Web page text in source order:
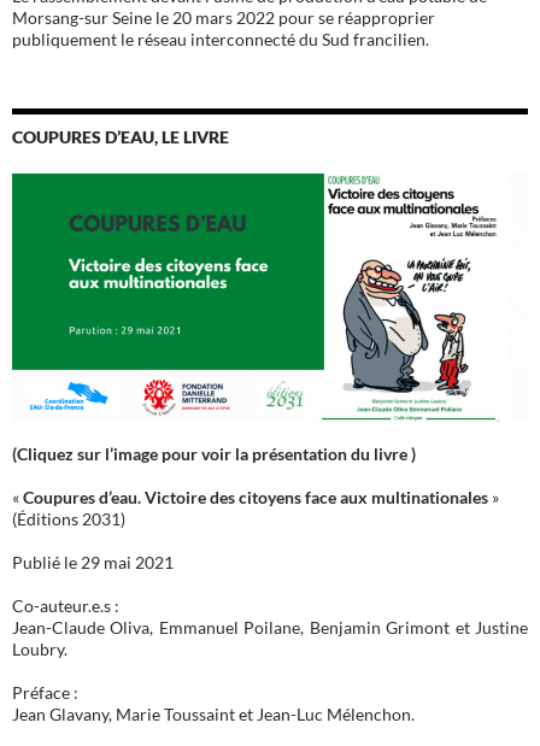
Morsang-sur Seine le 20 mars 2022 pour se réapproprier
publiquement le réseau interconnecté du Sud francilien.
COUPURES D’EAU, LE LIVRE
(Cliquez sur l’image pour voir la présentation du livre )
«Coupures d’eau. Victoire des citoyens face aux multinationales »
(Éditions 2031)
Publié le 29 mai 2021
Co-auteur.e.s :
Jean-Claude Oliva, Emmanuel Poilane, Benjamin Grimont et Justine
Loubry.
Préface :
Jean Glavany, Marie Toussaint et Jean-Luc Mélenchon.